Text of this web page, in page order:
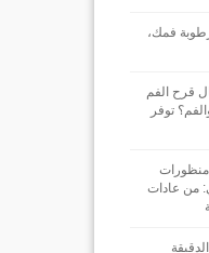
فمك،
قرح الفم
توفر
منظورات
من عادات